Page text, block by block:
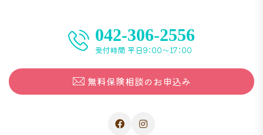
042-306-2556
受付時間 平日9：00〜17：00
無料保険相談のお申込み